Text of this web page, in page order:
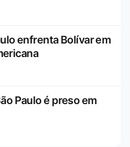
enfrenta Bolívar em
Paulo é preso em